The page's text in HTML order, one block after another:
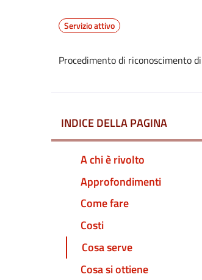
Servizio attivo
Procedimento di riconoscimento
INDICE DELLA PAGINA
A chi è rivolto
Approfondimenti
Come fare
Costi
Cosa serve
Cosa si ottiene